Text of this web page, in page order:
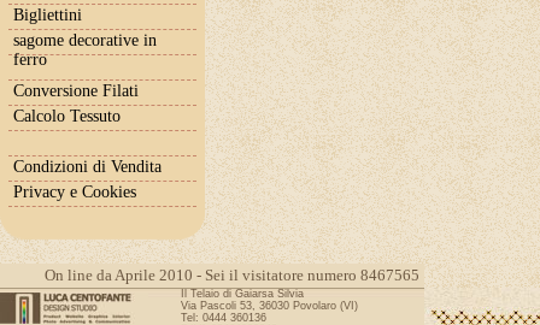
Bigliettini
sagome decorative in
ferro
Conversione Filati
Calcolo Tessuto
Condizioni di Vendita
Privacy e Cookies
On line da Aprile 2010 - Sei il visitatore numero 8467565
Il Telaio di Gaiarsa Silvia
Via Pascoli 53, 36030 Povolaro (VI)
Tel: 0444 360136